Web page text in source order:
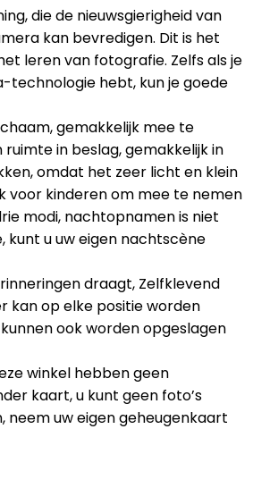
die de nieuwsgierigheid van
kan bevredigen. Dit is het
leren van fotografie. Zelfs als je
technologie hebt, kun je goede
gemakkelijk mee te
in beslag, gemakkelijk in
omdat het zeer licht en klein
voor kinderen om mee te nemen
modi, nachtopnamen is niet
kunt u uw eigen nachtscène
draagt, Zelfklevend
kan op elke positie worden
ook worden opgeslagen
winkel hebben geen
kaart, u kunt geen foto’s
neem uw eigen geheugenkaart